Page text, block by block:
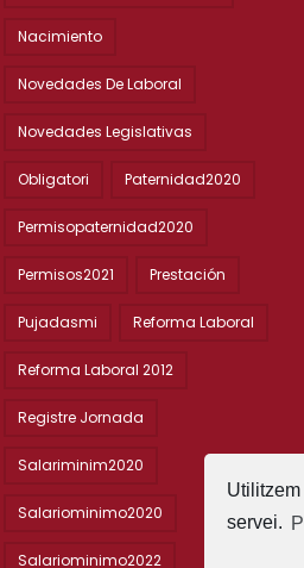
servei.
Nacimiento
Novedades De Laboral
Novedades Legislativas
Obligatori Paternidad2020
Permisopaternidad2020
Permisos2021 Prestación
Pujadasmi Reforma Laboral
Reforma Laboral 2012
Registre Jornada
Salariminim2020
Salariominimo2020
Salariominimo2022